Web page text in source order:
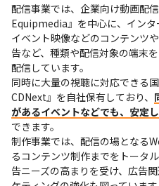
配信事業では、企業向け動画配
Equipmedia』を中心に、インタ
イベント映像などのコンテンツ
告など、種類や配信対象の端末
配信しています。
同時に大量の視聴に対応できる
CDNext』を自社保有しており、
があるイベントなどでも、安定
できます。
制作事業では、配信の場となる
るコンテンツ制作までをトータ
告ニーズの高まりを受け、広告